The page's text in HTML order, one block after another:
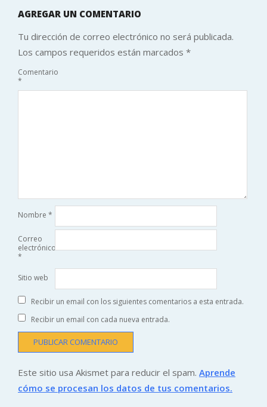
AGREGAR UN COMENTARIO
Tu dirección de correo electrónico no será publicada.
Los campos requeridos están marcados *
Comentario
*
Nombre *
Correo
electrónico
*
Sitio web
Recibir un email con los siguientes comentarios a esta entrada.
Recibir un email con cada nueva entrada.
Este sitio usa Akismet para reducir el spam. Aprende
cómo se procesan los datos de tus comentarios.